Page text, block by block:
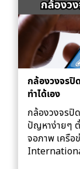
กล้องวงจรปิ
ทำได้เอง
กล้องวงจรปิ
ปัญหาง่ายๆ
จอภาพ เครือ